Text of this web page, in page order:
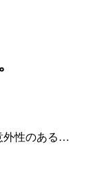
外性のある…